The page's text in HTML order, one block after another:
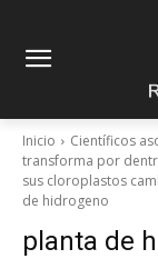
Inicio
Científicos
transforma por
sus cloroplastos
de hidrogeno
planta de